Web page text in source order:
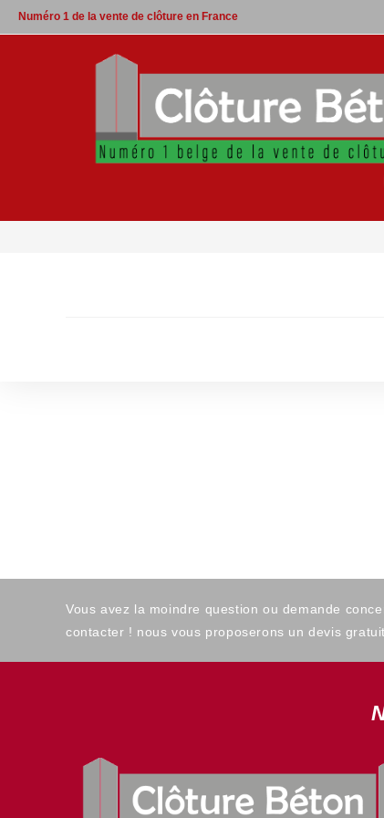
Skip
to
Numéro 1 de la vente de clôture en France
Vous avez la moindre question ou demande
contacter ! nous vous proposerons un devis